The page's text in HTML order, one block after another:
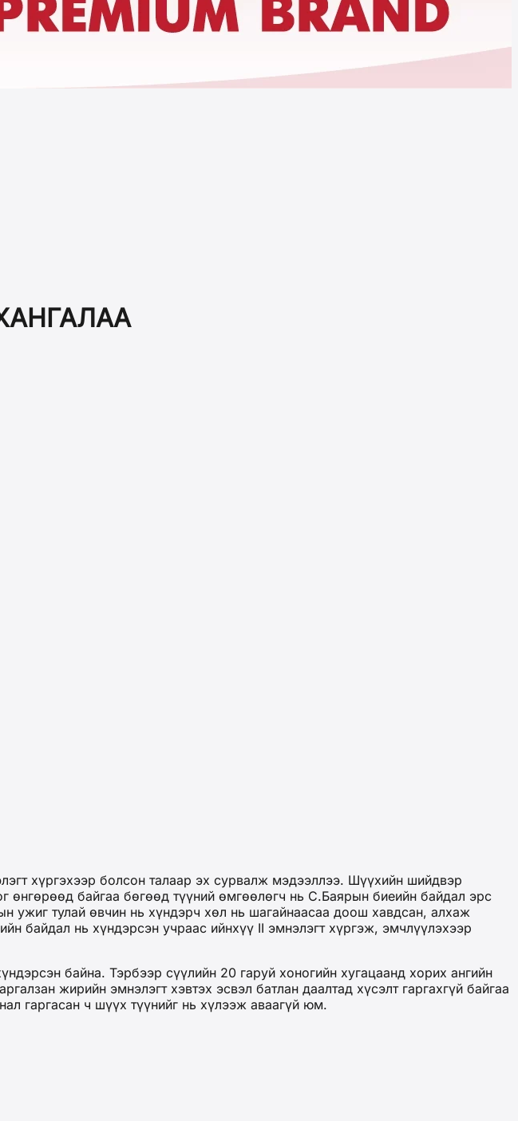
хүргэхээр болсон талаар эх сурвалж мэдээллээ. Шүүхийн шийдвэр
өнгөрөөд байгаа бөгөөд түүний өмгөөлөгч нь С.Баярын биеийн байдал эрс
тулай өвчин нь хүндэрч хөл нь шагайнаасаа доош хавдсан, алхаж
байдал нь хүндэрсэн учраас ийнхүү II эмнэлэгт хүргэж, эмчлүүлэхээр
байна. Тэрбээр сүүлийн 20 гаруй хоногийн хугацаанд хорих ангийн
жирийн эмнэлэгт хэвтэх эсвэл батлан даалтад хүсэлт гаргахгүй байгаа
гаргасан ч шүүх түүнийг нь хүлээж аваагүй юм.